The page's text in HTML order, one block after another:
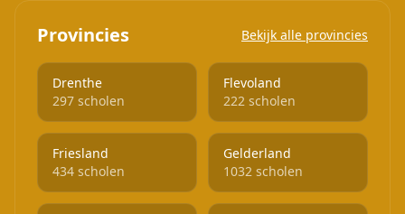
Provincies Bekijk alle provincies
Drenthe
297 scholen
Flevoland
222 scholen
Friesland
434 scholen
Gelderland
1032 scholen